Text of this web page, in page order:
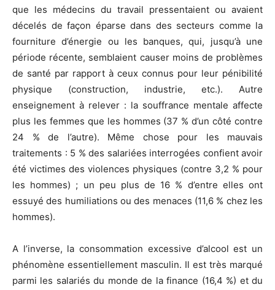
que les médecins du travail pressentaient ou avaient
décelés de façon éparse dans des secteurs comme la
fourniture d’énergie ou les banques, qui, jusqu’à une
période récente, semblaient causer moins de problèmes
de santé par rapport à ceux connus pour leur pénibilité
physique (construction, industrie, etc.). Autre
enseignement à relever : la souffrance mentale affecte
plus les femmes que les hommes (37 % d’un côté contre
24 % de l’autre). Même chose pour les mauvais
traitements : 5 % des salariées interrogées confient avoir
été victimes des violences physiques (contre 3,2 % pour
les hommes) ; un peu plus de 16 % d’entre elles ont
essuyé des humiliations ou des menaces (11,6 % chez les
hommes).
A l’inverse, la consommation excessive d’alcool est un
phénomène essentiellement masculin. Il est très marqué
parmi les salariés du monde de la finance (16,4 %) et du